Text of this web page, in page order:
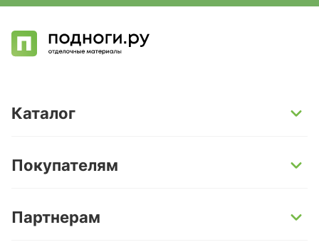
Каталог
Кварц-винил и LVT-плитка
Ламинат
Покупателям
Условия доставки
Партнерам